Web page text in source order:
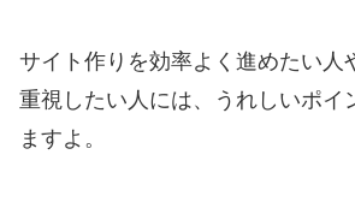
サイト作りを効率よく進めたい人
重視したい人には、うれしいポイ
ますよ。